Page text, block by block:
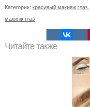
Категории: красивый макияж глаз
макияж глаз
Читайте также